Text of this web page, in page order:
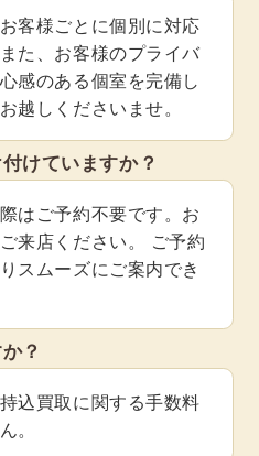
客様ごとに個別に対応
た、お客様のプライバ
感のある個室を完備し
越しくださいませ。
けていますか？
はご予約不要です。お
来店ください。 ご予約
スムーズにご案内でき
？
込買取に関する手数料
。